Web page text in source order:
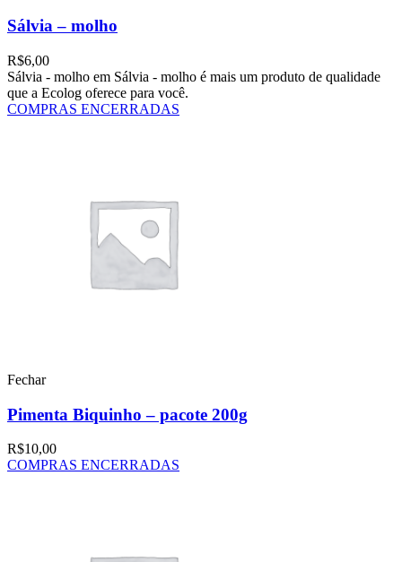
Sálvia – molho
R$6,00
Sálvia - molho em Sálvia - molho é mais um produto de qualidade
que a Ecolog oferece para você.
COMPRAS ENCERRADAS
Fechar
Pimenta Biquinho – pacote 200g
R$10,00
COMPRAS ENCERRADAS